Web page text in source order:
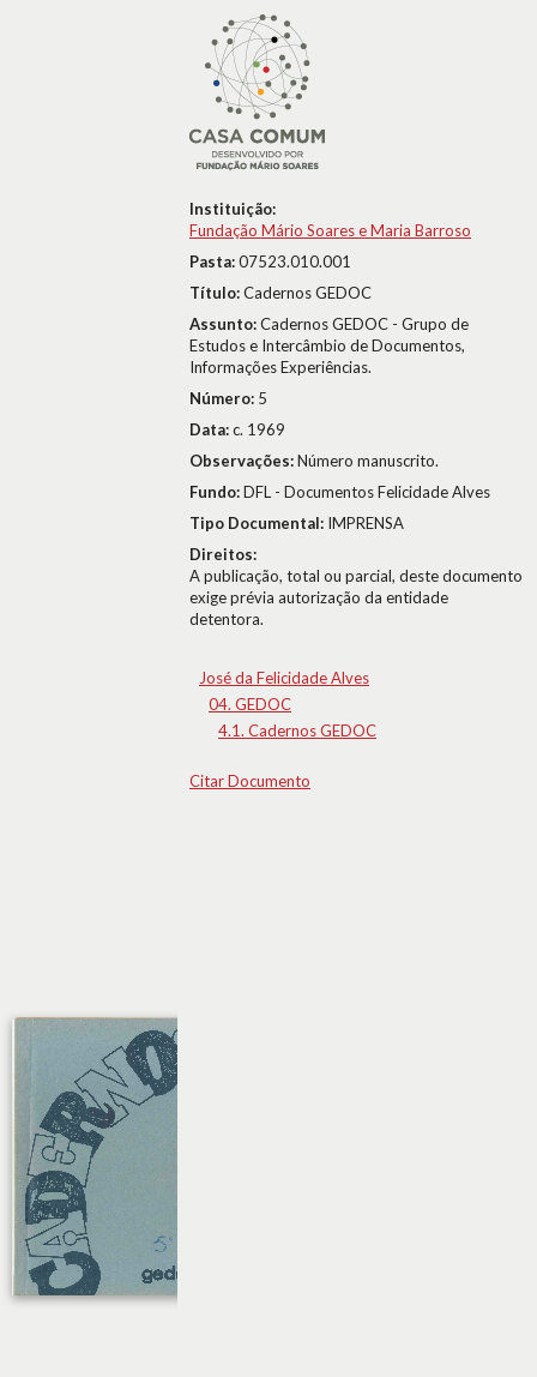
Instituição:
Fundação Mário Soares e Maria Barroso
Pasta:07523.010.001
Título:Cadernos GEDOC
Assunto:Cadernos GEDOC - Grupo de
Estudos e Intercâmbio de Documentos,
Informações Experiências.
Número: 5
Data:c. 1969
Observações:Número manuscrito.
Fundo:DFL - Documentos Felicidade Alves
Tipo Documental: IMPRENSA
Direitos:
A publicação, total ou parcial, deste documento
exige prévia autorização da entidade
detentora.
José da Felicidade Alves
04. GEDOC
4.1. Cadernos GEDOC
Citar Documento